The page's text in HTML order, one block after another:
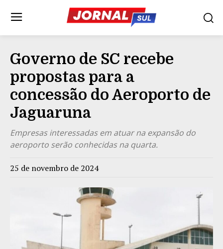
Governo de SC recebe
propostas para a
concessão do Aeroporto de
Jaguaruna
Empresas interessadas em atuar na expansão do
aeroporto serão conhecidas na quarta.
25 de novembro de 2024